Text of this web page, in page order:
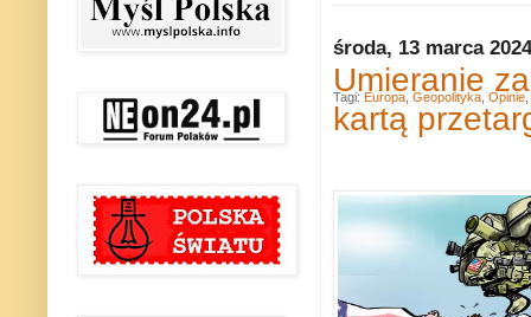
środa, 13 marca 2024
Umieranie
kartą
Tagi: Europa Geopolityka Opinie